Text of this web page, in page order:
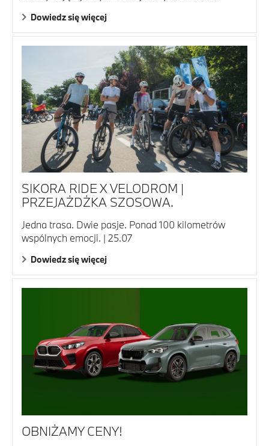
Dowiedz się więcej
SIKORA RIDE X VELODROM |
PRZEJAŻDŻKA SZOSOWA.
Jedna trasa. Dwie pasje. Ponad 100 kilometrów
wspólnych emocji. | 25.07
Dowiedz się więcej
OBNIŻAMY CENY!